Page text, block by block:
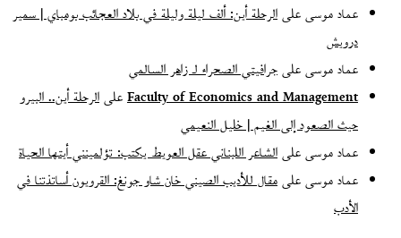
عماد موسىعلىالرحلة أين: ألف ليلة وليلة في بلاد العجائب بومباي | سمير
درويش
عماد موسىعلىجرافيتي الصحراء لـ زاهر السالمي
Faculty of Economics and Managementعلىالرحلة أين.. البيرو
حيث الصعود إلى الغيم | خليل النعيمي
عماد موسىعلىالشاعر اللبناني عقل العويط يكتب: تؤلمينني أيتها الحياة
عماد موسىعلىمقال للأديب الصيني خان شاو جونغ: القرويون أساتذتنا في
الأدب